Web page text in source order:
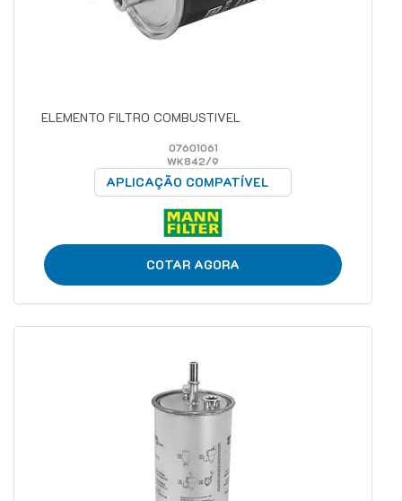
ELEMENTO FILTRO COMBUSTIVEL
07601061
WK842/9
APLICAÇÃO COMPATÍVEL
COTAR AGORA